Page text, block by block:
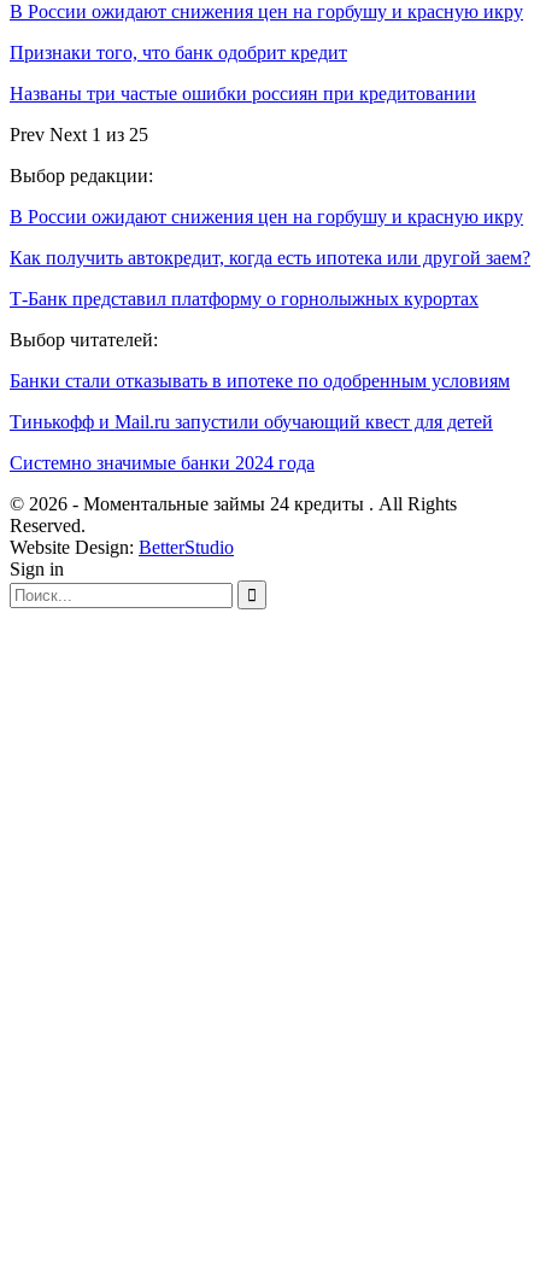
В России ожидают снижения цен на горбушу и красную икру
Признаки того, что банк одобрит кредит
Названы три частые ошибки россиян при кредитовании
Prev Next 1 из 25
Выбор редакции:
В России ожидают снижения цен на горбушу и красную икру
Как получить автокредит, когда есть ипотека или другой заем?
Т-Банк представил платформу о горнолыжных курортах
Выбор читателей:
Банки стали отказывать в ипотеке по одобренным условиям
Тинькофф и Mail.ru запустили обучающий квест для детей
Системно значимые банки 2024 года
© 2026 - Моментальные займы 24 кредиты . All Rights
Reserved.
Website Design: BetterStudio
Sign in